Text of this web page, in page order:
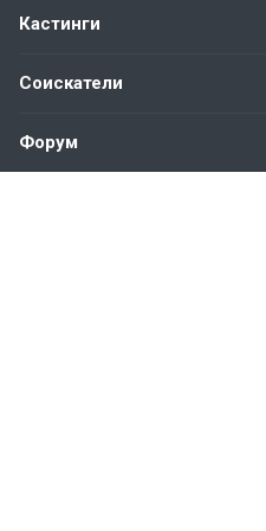
Кастинги
Соискатели
Форум